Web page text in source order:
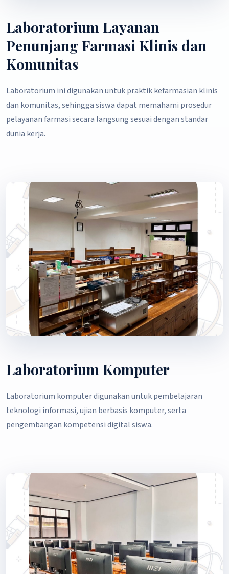
Laboratorium Layanan
Penunjang Farmasi Klinis dan
Komunitas
Laboratorium ini digunakan untuk praktik kefarmasian klinis
dan komunitas, sehingga siswa dapat memahami prosedur
pelayanan farmasi secara langsung sesuai dengan standar
dunia kerja.
Laboratorium Komputer
Laboratorium komputer digunakan untuk pembelajaran
teknologi informasi, ujian berbasis komputer, serta
pengembangan kompetensi digital siswa.